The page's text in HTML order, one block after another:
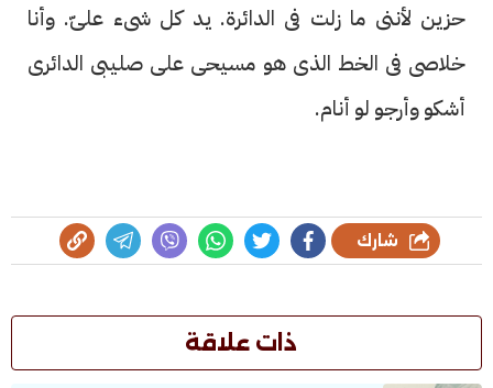
حزين لأننى ما زلت فى الدائرة. يد كل شىء علىّ. وأنا
خلاصى فى الخط الذى هو مسيحى على صليبى الدائرى
أشكو وأرجو لو أنام.
شارك
ذات علاقة